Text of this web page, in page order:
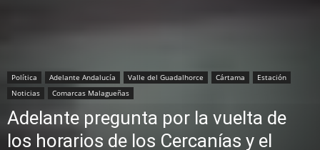
Política Adelante Andalucía Valle del Guadalhorce Cártama
Estación
Noticias
Comarcas Malagueñas
Adelante pregunta por la vuelta de
los horarios de los Cercanías y el